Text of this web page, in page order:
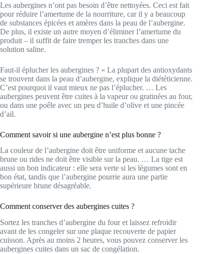
Les aubergines n’ont pas besoin d’être nettoyées. Ceci est fait
pour réduire l’amertume de la nourriture, car il y a beaucoup
de substances épicées et amères dans la peau de l’aubergine.
De plus, il existe un autre moyen d’éliminer l’amertume du
produit – il suffit de faire tremper les tranches dans une
solution saline.
Faut-il éplucher les aubergines ? « La plupart des antioxydants
se trouvent dans la peau d’aubergine, explique la diététicienne.
C’est pourquoi il vaut mieux ne pas l’éplucher. … Les
aubergines peuvent être cuites à la vapeur ou gratinées au four,
ou dans une poêle avec un peu d’huile d’olive et une pincée
d’ail.
Comment savoir si une aubergine n’est plus bonne ?
La couleur de l’aubergine doit être uniforme et aucune tache
brune ou rides ne doit être visible sur la peau. … La tige est
aussi un bon indicateur : elle sera verte si les légumes sont en
bon état, tandis que l’aubergine pourrie aura une partie
supérieure brune désagréable.
Comment conserver des aubergines cuites ?
Sortez les tranches d’aubergine du four et laissez refroidir
avant de les congeler sur une plaque recouverte de papier
cuisson. Après au moins 2 heures, vous pouvez conserver les
aubergines cuites dans un sac de congélation.